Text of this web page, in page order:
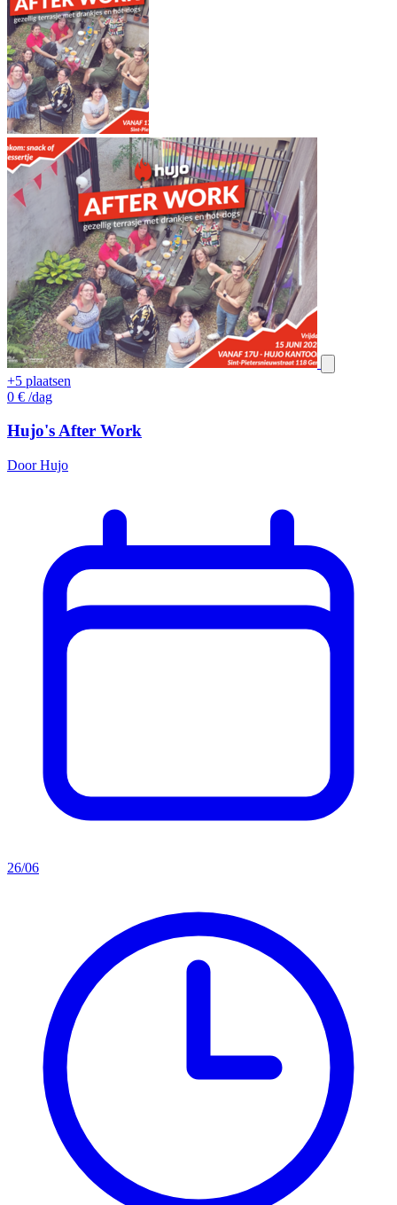
+5 plaatsen
0 € /dag
Hujo's After Work
Door Hujo
26/06